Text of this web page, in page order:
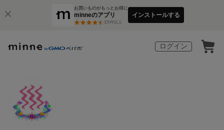
お買いものがもっとお得に
minneのアプリ
3万件以上
インストールする
ログイン